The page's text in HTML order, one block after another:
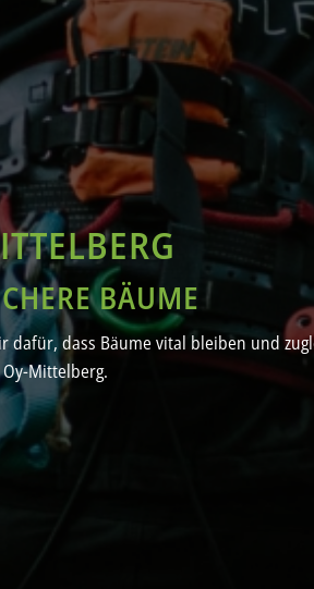
BÄUME
dass Bäume vital bleiben und
Mittelberg.